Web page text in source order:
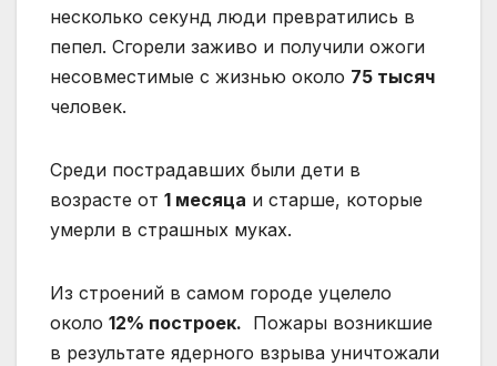
несколько секунд люди превратились в
пепел. Сгорели заживо и получили ожоги
несовместимые с жизнью около 75 тысяч
человек.
Среди пострадавших были дети в
возрасте от 1 месяца и старше, которые
умерли в страшных муках.
Из строений в самом городе уцелело
около 12% построек. Пожары возникшие
в результате ядерного взрыва уничтожали